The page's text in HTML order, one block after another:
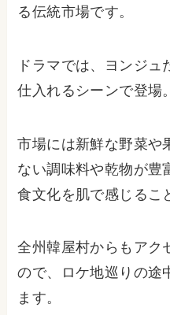
る伝統市場です。
ドラマでは、ヨンジュ
仕入れるシーンで登場。
市場には新鮮な野菜や
ない調味料や乾物が豊
食文化を肌で感じるこ
全州韓屋村からもアク
ので、ロケ地巡りの途
ます。